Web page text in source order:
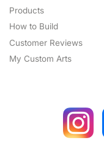
Products
How to Build
Customer Reviews
My Custom Arts